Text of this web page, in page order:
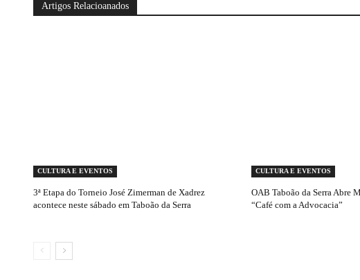
Artigos Relacioanados
CULTURA E EVENTOS
3ª Etapa do Torneio José Zimerman de Xadrez
acontece neste sábado em Taboão da Serra
CULTURA E EVENTOS
OAB Taboão da Serra Abre
“Café com a Advocacia”